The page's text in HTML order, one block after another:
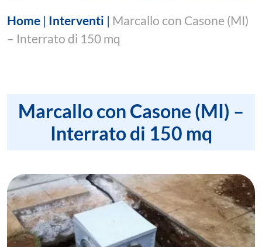
Home | Interventi | Marcallo con Casone (MI)
– Interrato di 150 mq
Marcallo con Casone (MI) –
Interrato di 150 mq